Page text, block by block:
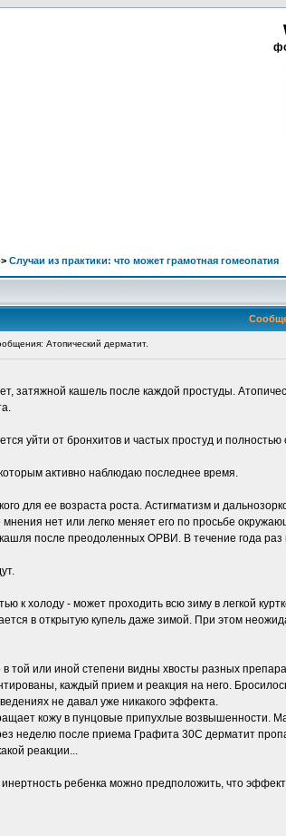
Случаи из практики: что может грамотная гомеопатия
Атопический дерматит.
затяжной кашель после каждой простуды.
уйти от бронхитов и частых простуд и
активно наблюдаю последнее время.
для ее возраста роста. Астигматизм и
нет или легко меняет его по просьбе
после преодоленных ОРВИ. В течение года
к холоду - может проходить всю зиму в легкой
в открытую купель даже зимой. При этом
той или иной степени видны хвосты разных
каждый прием и реакция на него.
не давал уже никакого эффекта.
кожу в пунцовые припухлые возвышенности.
неделю после приема Графита 30С дерматит
реакции...
ребенка можно предположить, что